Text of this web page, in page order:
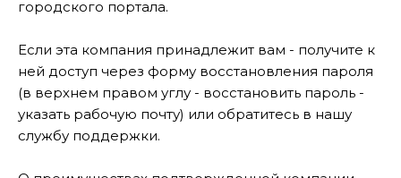
городского портала.
Если эта компания принадлежит вам - получите к
ней доступ через форму восстановления пароля
(в верхнем правом углу - восстановить пароль -
указать рабочую почту) или обратитесь в нашу
службу поддержки.